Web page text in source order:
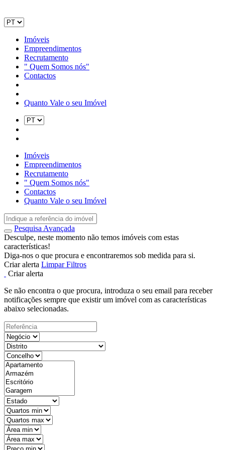
Imóveis
Empreendimentos
Recrutamento
" Quem Somos nós"
Contactos
Quanto Vale o seu Imóvel
Imóveis
Empreendimentos
Recrutamento
" Quem Somos nós"
Contactos
Quanto Vale o seu Imóvel
Pesquisa Avançada
Desculpe, neste momento não temos imóveis com estas
características!
Diga-nos o que procura e encontraremos sob medida para si.
Criar alerta Limpar Filtros
Criar alerta
Se não encontra o que procura, introduza o seu email para receber
notificações sempre que existir um imóvel com as características
abaixo selecionadas.